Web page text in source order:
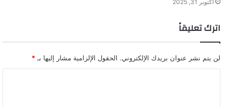
أكتوبر 31, 2025
اترك تعليقاً
لن يتم نشر عنوان بريدك الإلكتروني. الحقول الإلزامية مشار إليها بـ *